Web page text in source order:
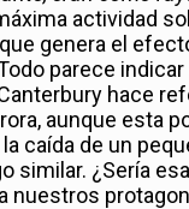
actividad
genera el
parece indicar
hace
aunque esta
caída de un
similar. ¿Sería
nuestros